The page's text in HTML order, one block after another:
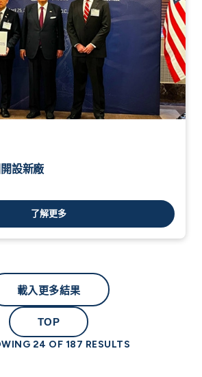
設新廠
了解更多
載入更多結果
TOP
24 OF 187 RESULTS